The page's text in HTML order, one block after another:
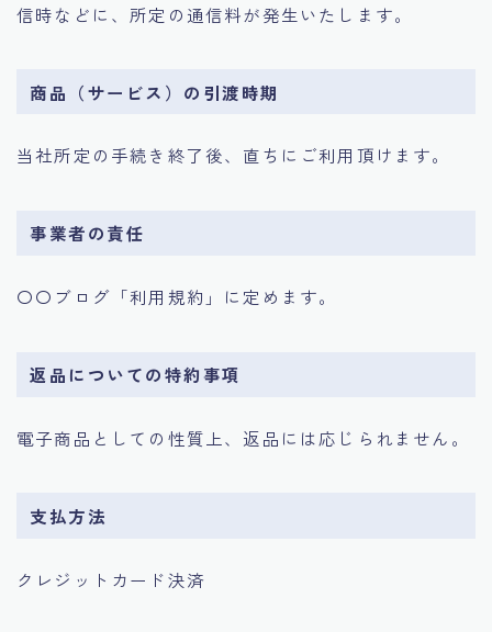
信時などに、所定の通信料が発生いたします。
商品（サービス）の引渡時期
当社所定の手続き終了後、直ちにご利用頂けます。
事業者の責任
〇〇ブログ「利用規約」に定めます。
返品についての特約事項
電子商品としての性質上、返品には応じられません。
支払方法
クレジットカード決済